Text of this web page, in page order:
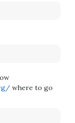
where to go